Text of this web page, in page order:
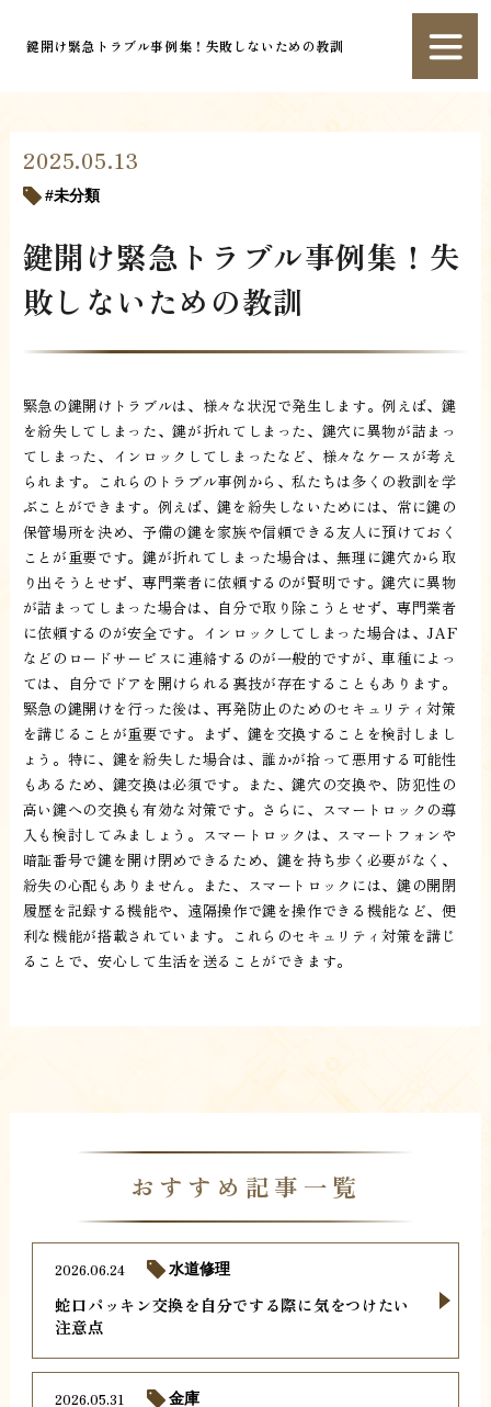
鍵開け緊急トラブル事例集！失敗しないための教訓
2025.05.13
未分類
鍵開け緊急トラブル事例集！失
敗しないための教訓
緊急の鍵開けトラブルは、様々な状況で発生します。例えば、鍵
を紛失してしまった、鍵が折れてしまった、鍵穴に異物が詰まっ
てしまった、インロックしてしまったなど、様々なケースが考え
られます。これらのトラブル事例から、私たちは多くの教訓を学
ぶことができます。例えば、鍵を紛失しないためには、常に鍵の
保管場所を決め、予備の鍵を家族や信頼できる友人に預けておく
ことが重要です。鍵が折れてしまった場合は、無理に鍵穴から取
り出そうとせず、専門業者に依頼するのが賢明です。鍵穴に異物
が詰まってしまった場合は、自分で取り除こうとせず、専門業者
に依頼するのが安全です。インロックしてしまった場合は、JAF
などのロードサービスに連絡するのが一般的ですが、車種によっ
ては、自分でドアを開けられる裏技が存在することもあります。
緊急の鍵開けを行った後は、再発防止のためのセキュリティ対策
を講じることが重要です。まず、鍵を交換することを検討しまし
ょう。特に、鍵を紛失した場合は、誰かが拾って悪用する可能性
もあるため、鍵交換は必須です。また、鍵穴の交換や、防犯性の
高い鍵への交換も有効な対策です。さらに、スマートロックの導
入も検討してみましょう。スマートロックは、スマートフォンや
暗証番号で鍵を開け閉めできるため、鍵を持ち歩く必要がなく、
紛失の心配もありません。また、スマートロックには、鍵の開閉
履歴を記録する機能や、遠隔操作で鍵を操作できる機能など、便
利な機能が搭載されています。これらのセキュリティ対策を講じ
ることで、安心して生活を送ることができます。
おすすめ記事一覧
蛇口パッキン交換を自分でする際に気をつけたい
注意点
2026.06.24 水道修理
2026.05.31 金庫